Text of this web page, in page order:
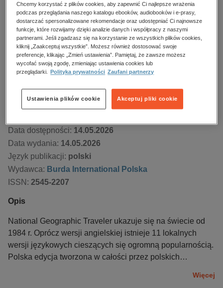
Przeczytaj fragment
Numery archiwalne
Ocena:
Oceń produkt
Data dostępności: 14.05.2026
Data wydania: 14.05.2026
Język publikacji: polski
Wydawca: Burda International Polska
ISSN: 2545-2207
Opis
National Geographic Traveler ukazuje się na świecie od
1984 r. Oprócz wersji angielskiej istnieje 11 lokalnych
wersji językowych cieszących się ogromną popularnością.
Polska edycja tworzona w całości przez polskich
Więcej
Chcemy korzystać z plików cookies, aby zapewnić Ci najlepsze wrażenia
podczas przeglądania naszego katalogu ebooków, audiobooków i e-prasy,
dostarczać spersonalizowane rekomendacje oraz udostępniać Ci najnowsze
funkcje, które rozwijamy dzięki analizie danych i współpracy z naszymi
partnerami. Jeśli zgadzasz się na korzystanie ze wszystkich plików cookies,
kliknij „Zaakceptuj wszystkie”. Możesz również dostosować swoje
preferencje, klikając „Zmień ustawienia”. Pamiętaj, że zawsze możesz
wycofać swoją zgodę, zmieniając ustawienia cookies lub
przeglądarki.
Polityka prywatności Zaufani partnerzy
Akceptuj pliki cookie
Ustawienia plików cookie